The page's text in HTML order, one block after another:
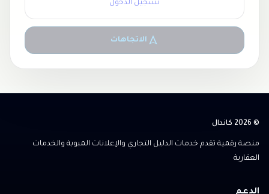
تسجيل الدخول
الاتجاهات
© 2026 كاندال
منصة رقمية تقدم خدمات الدليل التجاري والإعلانات المبوبة والخدمات
العقارية